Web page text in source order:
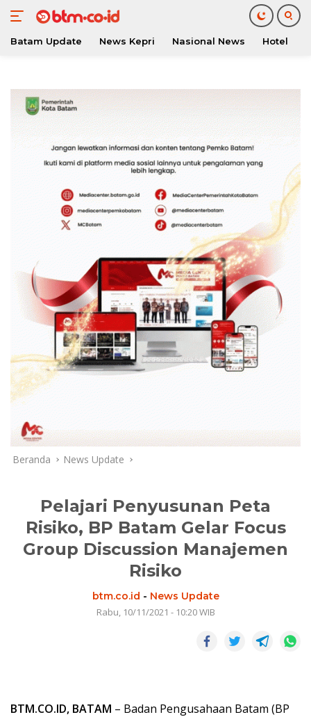
konten
Batam Update News Kepri Nasional News Hotel
Beranda News Update
Pelajari Penyusunan Peta
Risiko, BP Batam Gelar Focus
Group Discussion Manajemen
Risiko
btm.co.id - News Update
Rabu, 10/11/2021 - 10:20 WIB
BTM.CO.ID, BATAM – Badan Pengusahaan Batam (BP